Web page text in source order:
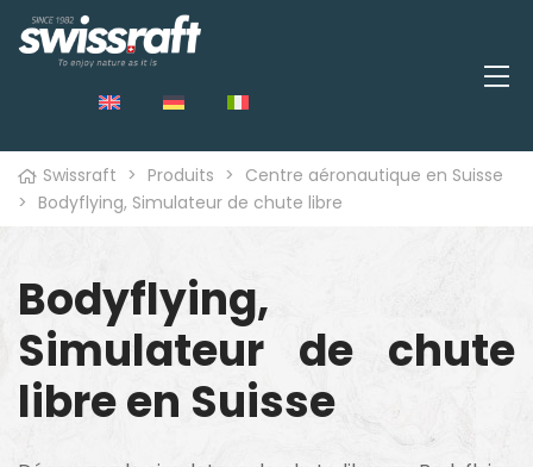
Swissraft > Produits > Centre aéronautique en Suisse
> Bodyflying, Simulateur de chute libre
Bodyflying,
Simulateur de chute
libre en Suisse